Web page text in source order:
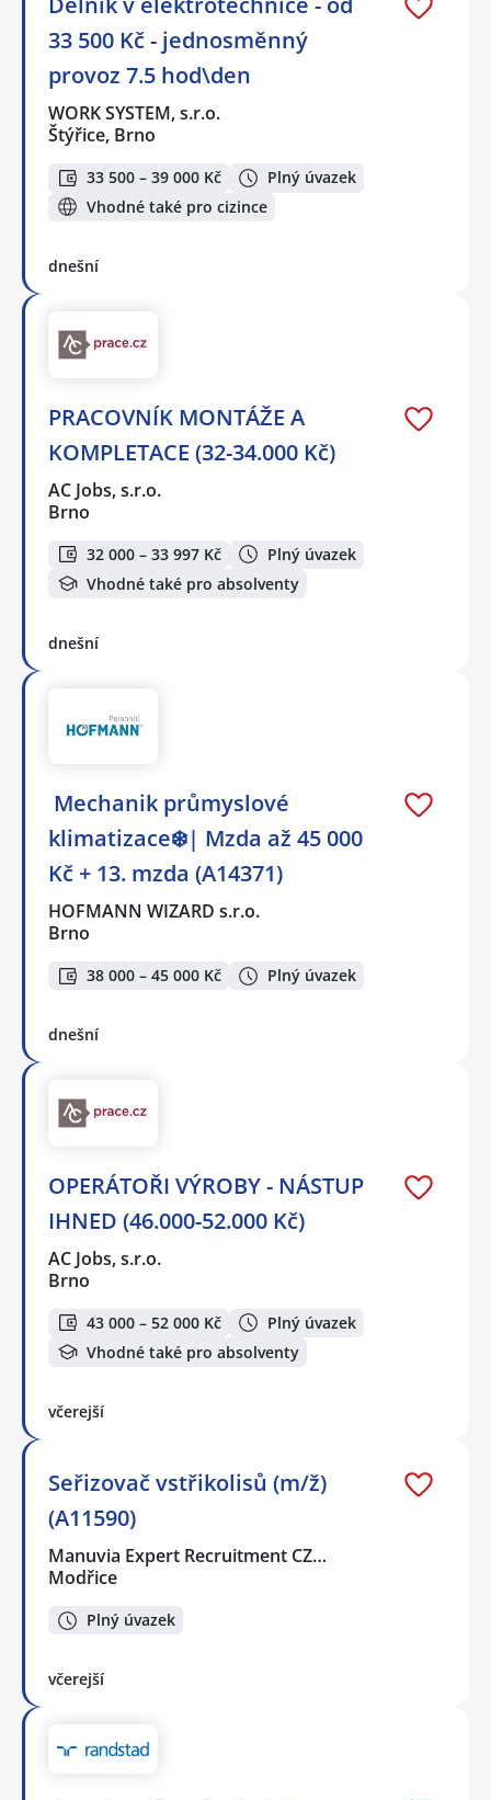
33 500 Kč - jednosměnný
provoz 7.5 hod\den
WORK SYSTEM, s.r.o.
Štýřice, Brno
33 500 – 39 000 Kč
Plný úvazek
Vhodné také pro cizince
dnešní
PRACOVNÍK MONTÁŽE A
KOMPLETACE (32-34.000 Kč)
AC Jobs, s.r.o.
Brno
32 000 – 33 997 Kč
Plný úvazek
Vhodné také pro absolventy
dnešní
️ Mechanik průmyslové
klimatizace❄️| Mzda až 45 000
Kč + 13. mzda (A14371)
HOFMANN WIZARD s.r.o.
Brno
38 000 – 45 000 Kč Plný úvazek
dnešní
OPERÁTOŘI VÝROBY - NÁSTUP
IHNED (46.000-52.000 Kč)
AC Jobs, s.r.o.
Brno
43 000 – 52 000 Kč
Plný úvazek
Vhodné také pro absolventy
včerejší
Seřizovač vstřikolisů (m/ž)
(A11590)
Manuvia Expert Recruitment CZ…
Modřice
Plný úvazek
včerejší